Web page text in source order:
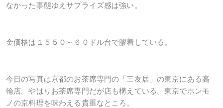
なかった事態ゆえサプライズ感は強い。
金価格は１５５０～６０ドル台で膠着している。
今日の写真は京都のお茶席専門の「三友居」の東京にある高
輪店。やはりお茶席専門だが店も構えている。東京でホンモ
ノの京料理を味わえる貴重なところ。